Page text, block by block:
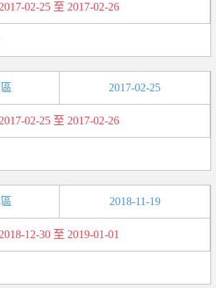
2017-02-25 至 2017-02-26
2017-02-25
2017-02-25 至 2017-02-26
2018-11-19
2018-12-30 至 2019-01-01